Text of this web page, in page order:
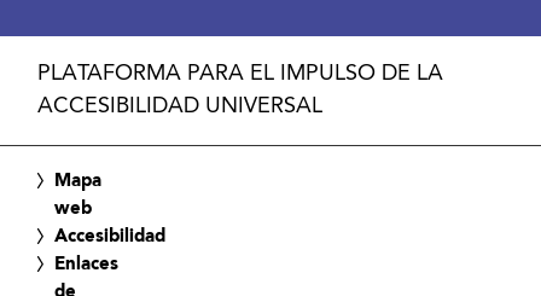
PLATAFORMA PARA EL IMPULSO DE LA
ACCESIBILIDAD UNIVERSAL
Mapa
web
Accesibilidad
Enlaces
de